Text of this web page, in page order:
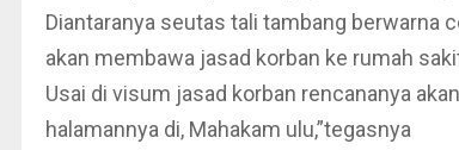
Diantaranya seutas tali tambang berwarna
akan membawa jasad korban ke rumah
Usai di visum jasad korban rencananya
halamannya di, Mahakam ulu,”tegasnya